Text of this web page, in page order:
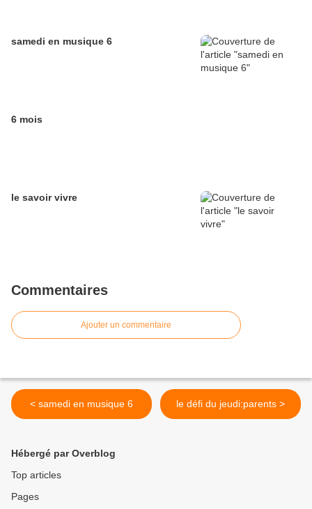
samedi en musique 6
6 mois
le savoir vivre
Commentaires
Ajouter un commentaire
< samedi en musique 6 le défi du jeudi:parents >
Hébergé par Overblog
Top articles
Pages